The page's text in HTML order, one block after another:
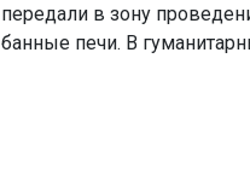
передали в зону
банные печи. В